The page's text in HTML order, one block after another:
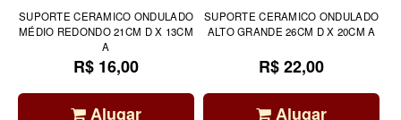
SUPORTE CERAMICO ONDULADO
MÉDIO REDONDO 21CM D X 13CM
A
R$ 16,00
Alugar
SUPORTE CERAMICO ONDULADO
ALTO GRANDE 26CM D X 20CM A
R$ 22,00
Alugar